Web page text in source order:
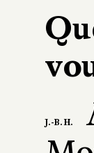
J.-B. H.